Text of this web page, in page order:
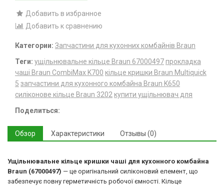
Добавить в избранное
Добавить к сравнению
Категории: Запчастини для кухонних комбайнів Braun
Теги: ущільнювальне кільце Braun 67000497 прокладка
чаші Braun CombiMax K700 кільце кришки Braun Multiquick
5 запчастини для кухонного комбайна Braun K650
силіконове кільце Braun 3202 купити ущільнювач для
Поделиться:
Обзор Характеристики Отзывы (0)
Ущільнювальне кільце кришки чаші для кухонного комбайна
Braun (67000497) — це оригінальний силіконовий елемент, що
забезпечує повну герметичність робочої ємності. Кільце